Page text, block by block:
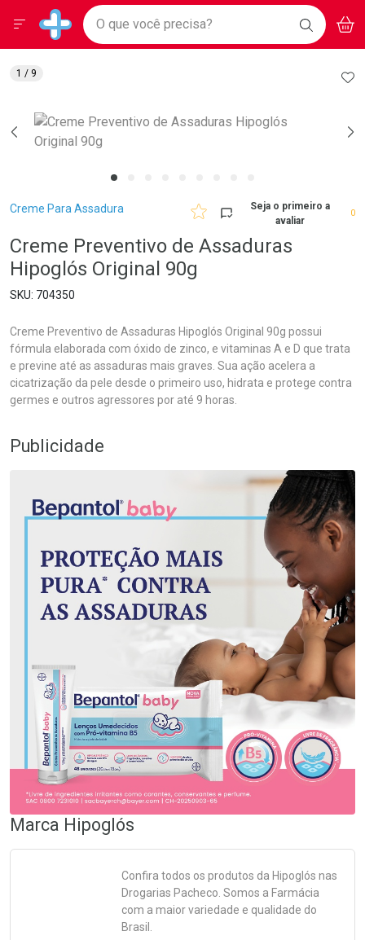
Drogarias Pacheco
Baixe nosso APP e aproveite Ofertas Exclusivas!
BAIXE
O APP
Ir direto para a home
pela página
Ir direto para o conteúdo
Ir direto para a busca
Ir direto para a conta
Ir direto para a notificações
Ir direto para o carrinho
Ir direto para o menu
Faça a sua busca
O que você precisa? BUSCAR
Menu
Breadcrumb
Creme Para Assadura
Seja o primeiro a
avaliar
0
Creme Preventivo de Assaduras
Hipoglós Original 90g
704350
Creme Preventivo de Assaduras Hipoglós Original 90g possui
fórmula elaborada com óxido de zinco, e vitaminas A e D que trata
e previne até as assaduras mais graves. Sua ação acelera a
cicatrização da pele desde o primeiro uso, hidrata e protege contra
germes e outros agressores por até 9 horas.
1 / 9
Publicidade
Marca Hipoglós
Confira todos os produtos da Hipoglós nas
Drogarias Pacheco. Somos a Farmácia
com a maior variedade e qualidade do
Brasil.